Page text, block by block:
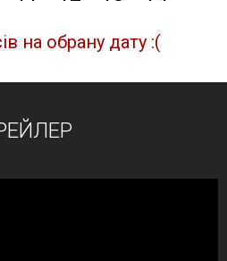
на обрану дату :(